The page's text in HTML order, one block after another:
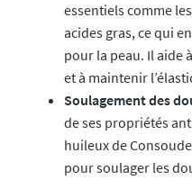
essentiels comme
acides gras, ce qui
pour la peau. Il aide
et à maintenir
Soulagement des
de ses propriétés
huileux de
pour soulager les